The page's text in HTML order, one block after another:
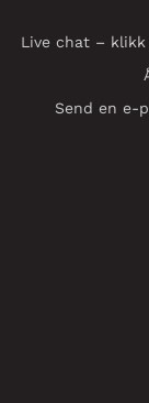
Live chat –
Send en e-